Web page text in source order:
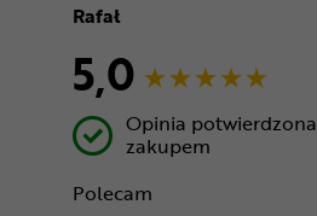
Rafał
5,0
Opinia potwierdzona
zakupem
Polecam